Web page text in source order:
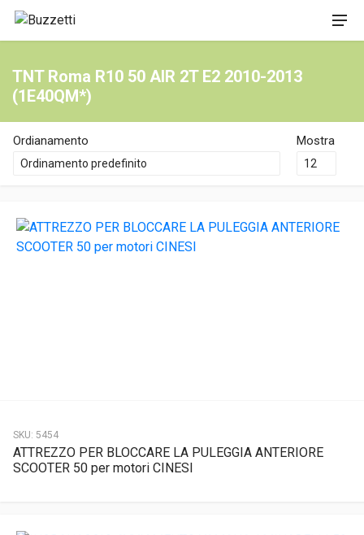
TNT Roma R10 50 AIR 2T E2 2010-2013
(1E40QM*)
Ordianamento Mostra
SKU: 5454
ATTREZZO PER BLOCCARE LA PULEGGIA ANTERIORE
SCOOTER 50 per motori CINESI